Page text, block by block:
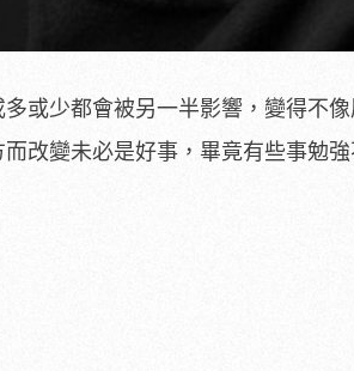
或少都會被另一半影響，變得不像
改變未必是好事，畢竟有些事勉